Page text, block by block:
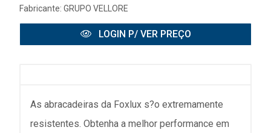
Fabricante: GRUPO VELLORE
LOGIN P/ VER PREÇO
As abracadeiras da Foxlux s?o extremamente
resistentes. Obtenha a melhor performance em